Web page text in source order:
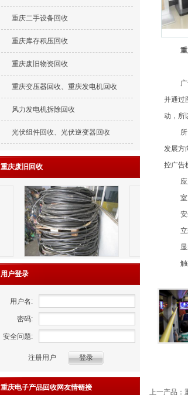
重庆二手设备回收
重庆库存积压回收
重庆废旧物资回收
重庆变压器回收、重庆发电机回收
风力发电机拆除回收
光伏组件回收、光伏逆变器回收
重庆废旧回收
用户登录
用户名:
密码:
安全问题:
注册用户
重庆电子产品回收网友情链接
并通过
动，所
发展方
控广告
上一产品 ：